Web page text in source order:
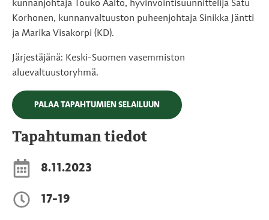
kunnanjohtaja Touko Aalto, hyvinvointisuunnittelija Satu
Korhonen, kunnanvaltuuston puheenjohtaja Sinikka Jäntti
ja Marika Visakorpi (KD).
Järjestäjänä: Keski-Suomen vasemmiston
aluevaltuustoryhmä.
PALAA TAPAHTUMIEN SELAILUUN
Tapahtuman tiedot
8.11.2023
17-19